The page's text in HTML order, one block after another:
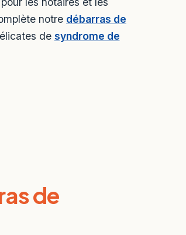
notre débarras de
de syndrome de
de